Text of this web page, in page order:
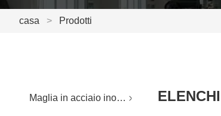
casa > Prodotti
Maglia in acciaio inossidabile